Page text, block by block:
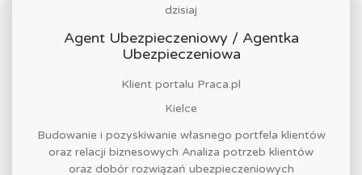
dzisiaj
Agent Ubezpieczeniowy / Agentka
Ubezpieczeniowa
Klient portalu Praca.pl
Kielce
Budowanie i pozyskiwanie własnego portfela klientów
oraz relacji biznesowych Analiza potrzeb klientów
oraz dobór rozwiązań ubezpieczeniowych